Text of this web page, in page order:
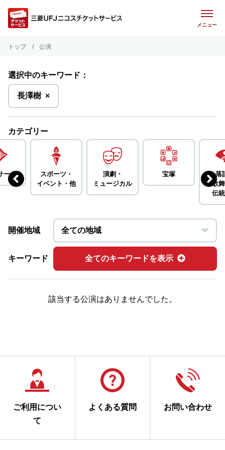
メニュー
トップ 公演
選択中のキーワード：
長澤樹を
削
除
×
カテゴリー
ート
スポーツ・
イベント・ 他
演劇・
ミュージカル
宝塚
落
歌
伝
開催地域
キーワード 全てのキーワードを表示
該当する公演はありませんでした。
ご利用につい
て
よくある質問 お問い合わせ